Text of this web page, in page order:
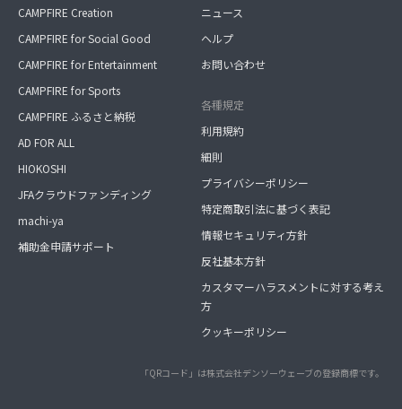
CAMPFIRE Creation
CAMPFIRE for Social Good
CAMPFIRE for Entertainment
CAMPFIRE for Sports
CAMPFIRE ふるさと納税
AD FOR ALL
HIOKOSHI
JFAクラウドファンディング
machi-ya
補助金申請サポート
ニュース
ヘルプ
お問い合わせ
各種規定
利用規約
細則
プライバシーポリシー
特定商取引法に基づく表記
情報セキュリティ方針
反社基本方針
カスタマーハラスメントに対する考え
方
クッキーポリシー
「QRコード」は株式会社デンソーウェーブの登録商標です。